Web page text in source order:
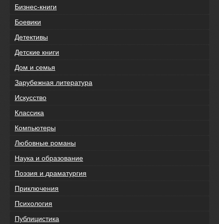
Бизнес-книги
Боевики
Детективы
Детские книги
Дом и семья
Зарубежная литература
Искусство
Классика
Компьютеры
Любовные романы
Наука и образование
Поэзия и драматургия
Приключения
Психология
Публицистика